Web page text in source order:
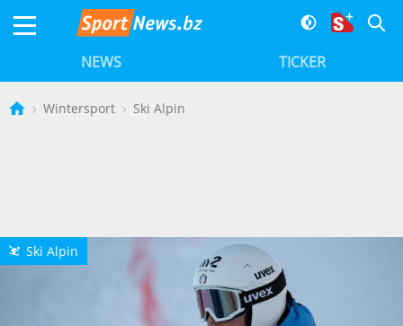
NEWS TICKER
Wintersport Ski Alpin
L Ski Alpin